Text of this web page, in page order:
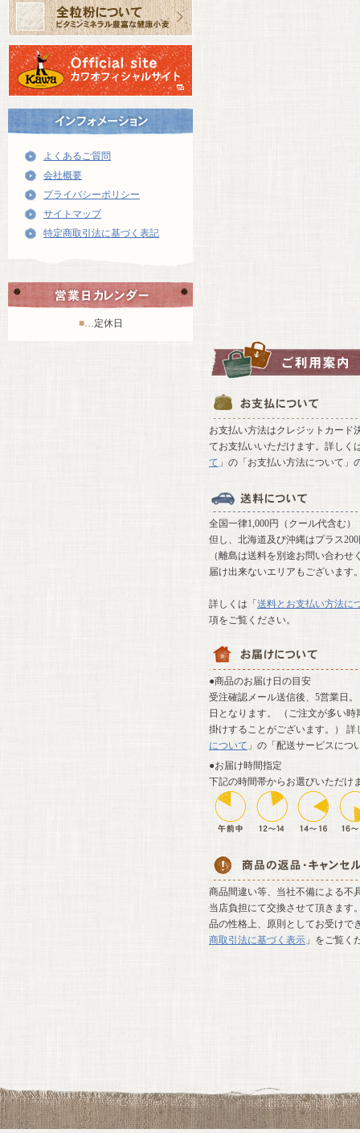
よくあるご質問
会社概要
プライバシーポリシー
サイトマップ
特定商取引法に基づく表記
■…定休日
お支払い方法はクレジットカード
てお支払いいただけます。詳しく
て 」の「お支払い方法について」
全国一律1,000円（クール代含む）
但し、北海道及び沖縄はプラス
（離島は送料を別途お問い合わ
届け出来ないエリアもございます
詳しくは「 送料とお支払い方法に
項をご覧ください。
●商品のお届け日の目安
受注確認メール送信後、5営業日
日となります。 （ご注文が多い
掛けすることがございます。） 詳
について 」の「配送サービスにつ
●お届け時間指定
下記の時間帯からお選びいただけ
商品間違い等、当社不備による不
当店負担にて交換させて頂きます
品の性格上、原則としてお受けで
商取引法に基づく表示 」をご覧く